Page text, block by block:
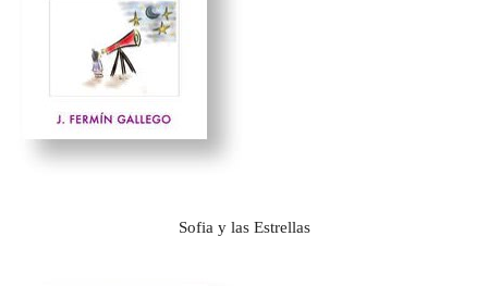
Sofia y las Estrellas